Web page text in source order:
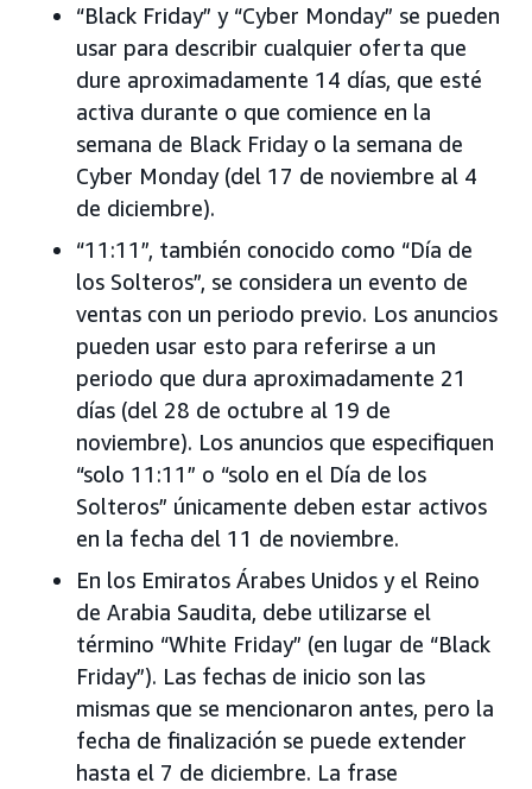
“Black Friday” y “Cyber Monday” se pueden
usar para describir cualquier oferta que
dure aproximadamente 14 días, que esté
activa durante o que comience en la
semana de Black Friday o la semana de
Cyber Monday (del 17 de noviembre al 4
de diciembre).
“11:11”, también conocido como “Día de
los Solteros”, se considera un evento de
ventas con un periodo previo. Los anuncios
pueden usar esto para referirse a un
periodo que dura aproximadamente 21
días (del 28 de octubre al 19 de
noviembre). Los anuncios que especifiquen
“solo 11:11” o “solo en el Día de los
Solteros” únicamente deben estar activos
en la fecha del 11 de noviembre.
En los Emiratos Árabes Unidos y el Reino
de Arabia Saudita, debe utilizarse el
término “White Friday” (en lugar de “Black
Friday”). Las fechas de inicio son las
mismas que se mencionaron antes, pero la
fecha de finalización se puede extender
hasta el 7 de diciembre. La frase